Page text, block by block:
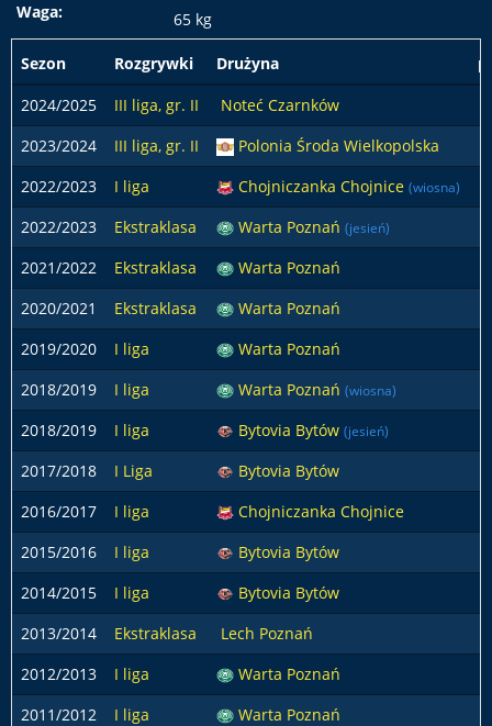
Waga:
65 kg
Sezon Rozgrywki Drużyna
2024/2025
III liga, gr. II
Noteć Czarnków
2023/2024
III liga, gr. II
Polonia Środa Wielkopolska
2022/2023
I liga Chojniczanka Chojnice (wiosna)
2022/2023 Ekstraklasa Warta Poznań (jesień)
2021/2022 Ekstraklasa
Warta Poznań
2020/2021
Ekstraklasa Warta Poznań
2019/2020
I liga Warta Poznań
2018/2019
I liga Warta Poznań (wiosna)
2018/2019
I liga Bytovia Bytów (jesień)
2017/2018
I Liga Bytovia Bytów
2016/2017
I liga Chojniczanka Chojnice
2015/2016
I liga Bytovia Bytów
2014/2015
I liga Bytovia Bytów
2013/2014
Ekstraklasa
Lech Poznań
2012/2013
I liga Warta Poznań
2011/2012
I liga Warta Poznań